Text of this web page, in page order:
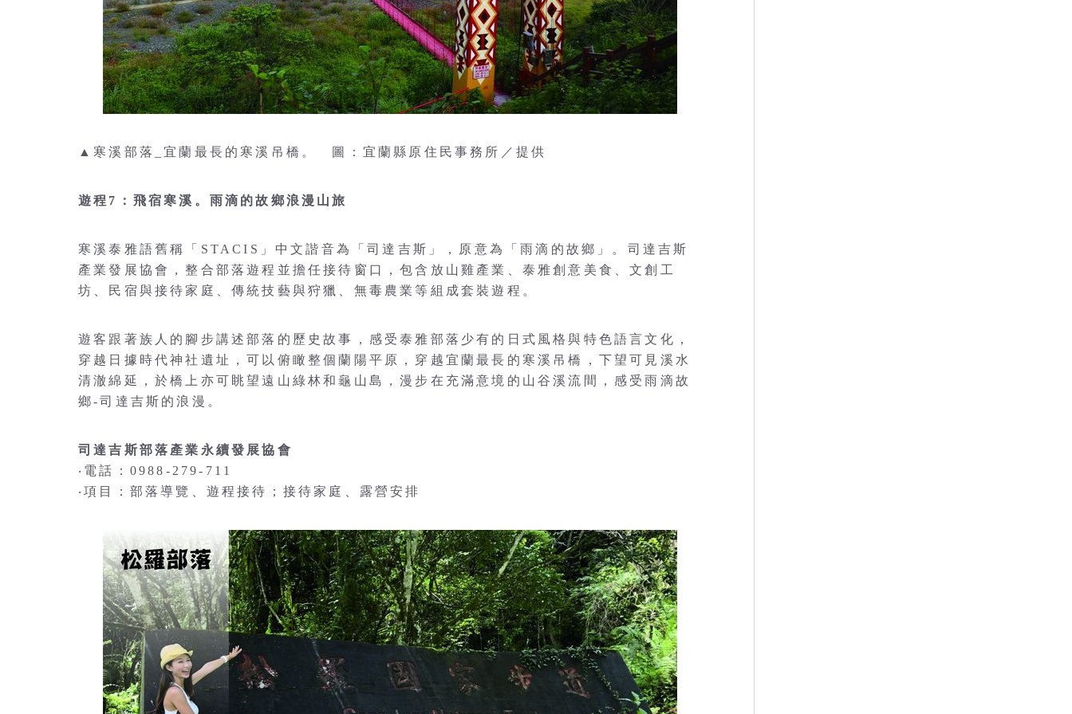
▲寒溪部落_宜蘭最長的寒溪吊橋。 圖：宜蘭縣原住民事務所／提供
遊程7：飛宿寒溪。雨滴的故鄉浪漫山旅
寒溪泰雅語舊稱「STACIS」中文諧音為「司達吉斯」，原意為「雨滴的故鄉」。司達吉斯
產業發展協會，整合部落遊程並擔任接待窗口，包含放山雞產業、泰雅創意美食、文創工
坊、民宿與接待家庭、傳統技藝與狩獵、無毒農業等組成套裝遊程。
遊客跟著族人的腳步講述部落的歷史故事，感受泰雅部落少有的日式風格與特色語言文化，
穿越日據時代神社遺址，可以俯瞰整個蘭陽平原，穿越宜蘭最長的寒溪吊橋，下望可見溪水
清澈綿延，於橋上亦可眺望遠山綠林和龜山島，漫步在充滿意境的山谷溪流間，感受雨滴故
鄉-司達吉斯的浪漫。
司達吉斯部落產業永續發展協會
‧電話：0988-279-711
‧項目：部落導覽、遊程接待；接待家庭、露營安排